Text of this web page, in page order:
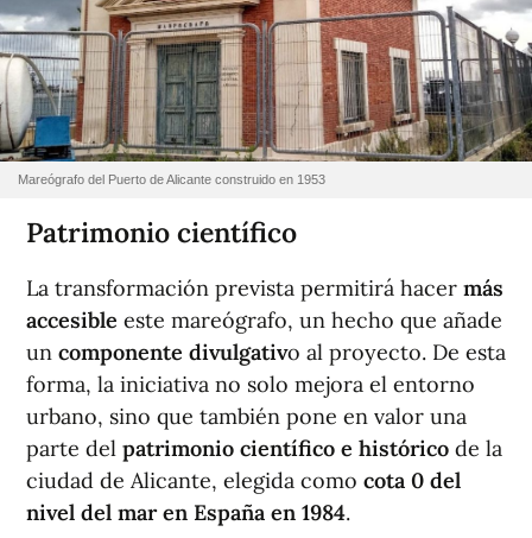
Mareógrafo del Puerto de Alicante construido en 1953
Patrimonio científico
La transformación prevista permitirá hacer más
accesible este mareógrafo, un hecho que añade
un componente divulgativo al proyecto. De esta
forma, la iniciativa no solo mejora el entorno
urbano, sino que también pone en valor una
parte del patrimonio científico e histórico de la
ciudad de Alicante, elegida como cota 0 del
nivel del mar en España en 1984.